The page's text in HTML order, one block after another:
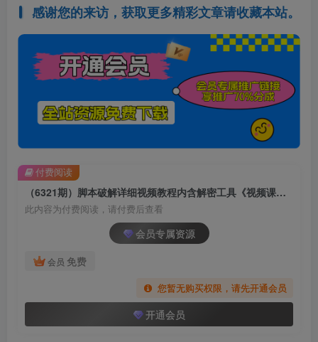
感谢您的来访，获取更多精彩文章请收藏本站。
（6321期）脚本破解详细视频教程内含解密工具《视频课程》
此内容为付费阅读，请付费后查看
会员专属资源
会员 免费
您暂无购买权限，请先开通会员
开通会员
付费阅读